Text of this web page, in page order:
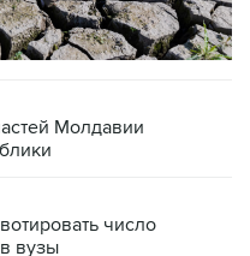
Молдавии
число
вузы